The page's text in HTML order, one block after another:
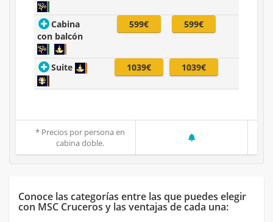
Cabina
con balcón
599€ 599€
Suite 1039€ 1039€
* Precios por persona en
cabina doble.
Conoce las categorías entre las que puedes elegir
con MSC Cruceros y las ventajas de cada una: